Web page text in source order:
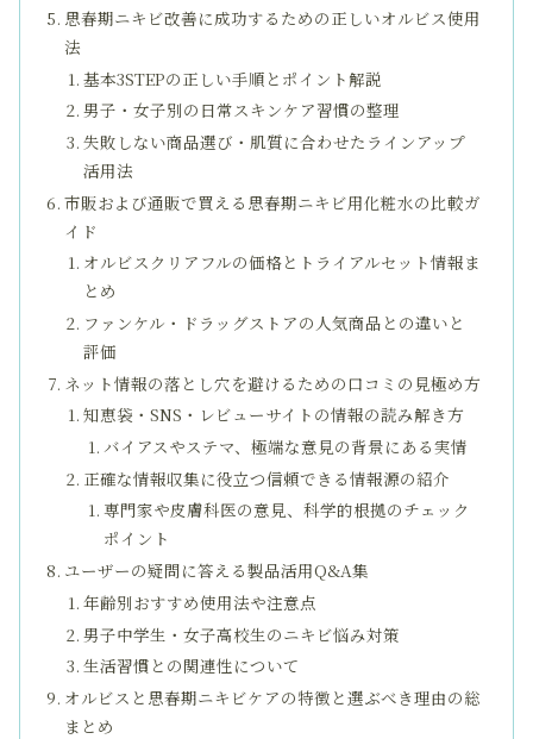
思春期ニキビ改善に成功するための正しいオルビス使用
法
基本3STEPの正しい手順とポイント解説
男子・女子別の日常スキンケア習慣の整理
失敗しない商品選び・肌質に合わせたラインアップ
活用法
市販および通販で買える思春期ニキビ用化粧水の比較ガ
イド
オルビスクリアフルの価格とトライアルセット情報ま
とめ
ファンケル・ドラッグストアの人気商品との違いと
評価
ネット情報の落とし穴を避けるための口コミの見極め方
知恵袋・SNS・レビューサイトの情報の読み解き方
バイアスやステマ、極端な意見の背景にある実情
正確な情報収集に役立つ信頼できる情報源の紹介
専門家や皮膚科医の意見、科学的根拠のチェック
ポイント
ユーザーの疑問に答える製品活用Q&A集
年齢別おすすめ使用法や注意点
男子中学生・女子高校生のニキビ悩み対策
生活習慣との関連性について
オルビスと思春期ニキビケアの特徴と選ぶべき理由の総
まとめ